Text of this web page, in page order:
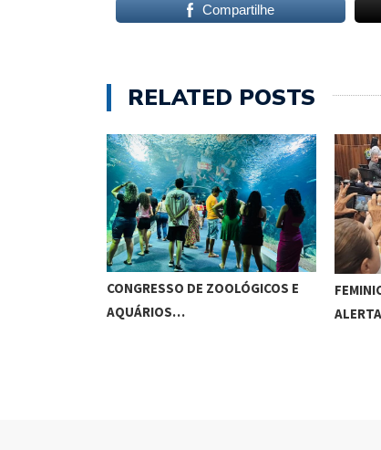
Compartilhe
RELATED POSTS
CONGRESSO DE ZOOLÓGICOS E
AQUÁRIOS…